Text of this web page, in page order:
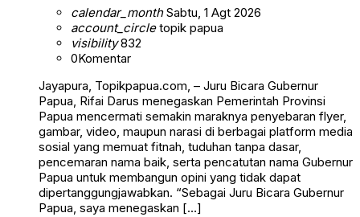
calendar_monthSabtu, 1 Agt 2026
account_circletopik papua
visibility832
0Komentar
Jayapura, Topikpapua.com, – Juru Bicara Gubernur
Papua, Rifai Darus menegaskan Pemerintah Provinsi
Papua mencermati semakin maraknya penyebaran flyer,
gambar, video, maupun narasi di berbagai platform media
sosial yang memuat fitnah, tuduhan tanpa dasar,
pencemaran nama baik, serta pencatutan nama Gubernur
Papua untuk membangun opini yang tidak dapat
dipertanggungjawabkan. “Sebagai Juru Bicara Gubernur
Papua, saya menegaskan […]